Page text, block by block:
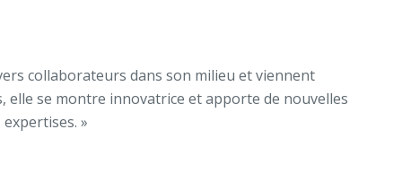
collaborateurs dans son milieu et viennent
elle se montre innovatrice et apporte de nouvelles
»